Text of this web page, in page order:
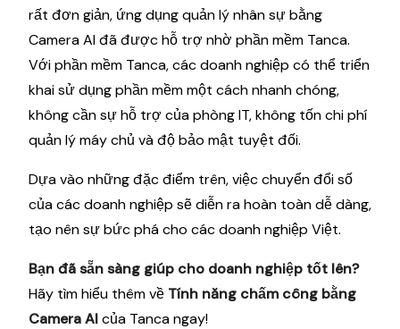
rất đơn giản, ứng dụng quản lý nhân sự bằng
Camera AI đã được hỗ trợ nhờ phần mềm Tanca.
Với phần mềm Tanca, các doanh nghiệp có thể triển
khai sử dụng phần mềm một cách nhanh chóng,
không cần sự hỗ trợ của phòng IT, không tốn chi phí
quản lý máy chủ và độ bảo mật tuyệt đối.
Dựa vào những đặc điểm trên, việc chuyển đổi số
của các doanh nghiệp sẽ diễn ra hoàn toàn dễ dàng,
tạo nên sự bức phá cho các doanh nghiệp Việt.
Bạn đã sẵn sàng giúp cho doanh nghiệp tốt lên?
Hãy tìm hiểu thêm về Tính năng chấm công bằng
Camera AIcủa Tanca ngay!